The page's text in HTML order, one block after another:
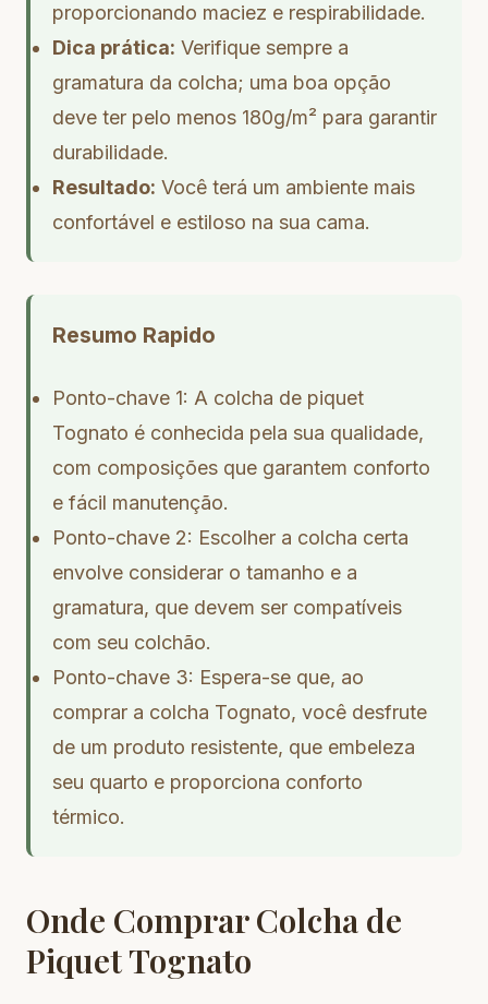
proporcionando maciez e respirabilidade.
Dica prática: Verifique sempre a
gramatura da colcha; uma boa opção
deve ter pelo menos 180g/m² para garantir
durabilidade.
Resultado: Você terá um ambiente mais
confortável e estiloso na sua cama.
Resumo Rapido
Ponto-chave 1: A colcha de piquet
Tognato é conhecida pela sua qualidade,
com composições que garantem conforto
e fácil manutenção.
Ponto-chave 2: Escolher a colcha certa
envolve considerar o tamanho e a
gramatura, que devem ser compatíveis
com seu colchão.
Ponto-chave 3: Espera-se que, ao
comprar a colcha Tognato, você desfrute
de um produto resistente, que embeleza
seu quarto e proporciona conforto
térmico.
Onde Comprar Colcha de
Piquet Tognato